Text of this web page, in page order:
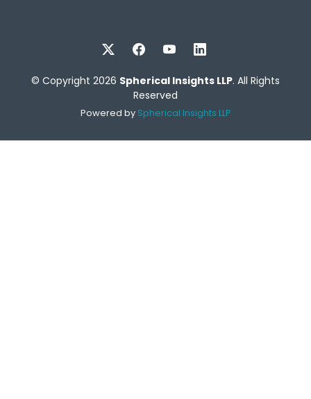
© Copyright 2026 Spherical Insights LLP. All Rights
Reserved
Powered by Spherical Insights LLP